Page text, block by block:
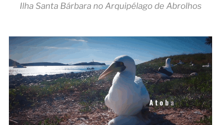
Ilha Santa Bárbara no Arquipélago de Abrolhos